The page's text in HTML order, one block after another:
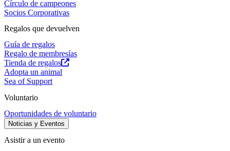
Círculo de campeones
Socios Corporativas
Regalos que devuelven
Guía de regalos
Regalo de membresías
Tienda de regalos
Adopta un animal
Sea of Support
Voluntario
Oportunidades de voluntario
Noticias y Eventos
Asistir a un evento